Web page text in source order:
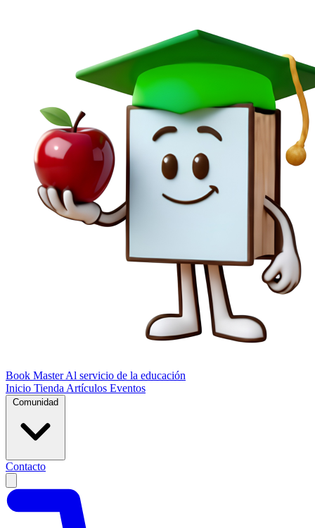
Book Master Al servicio de la educación
Inicio Tienda Artículos Eventos
Comunidad
Contacto